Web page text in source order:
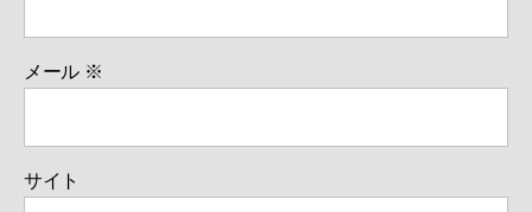
メール ※
サイト